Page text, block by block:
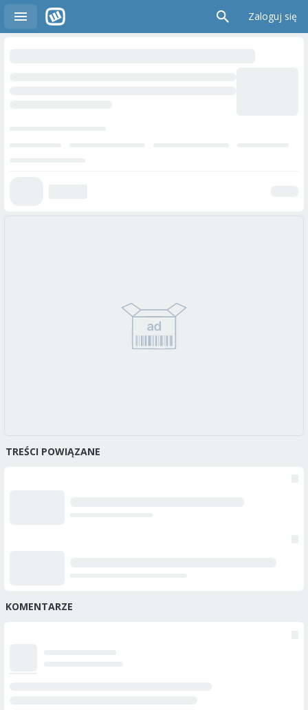
Zaloguj się
TREŚCI POWIĄZANE
KOMENTARZE